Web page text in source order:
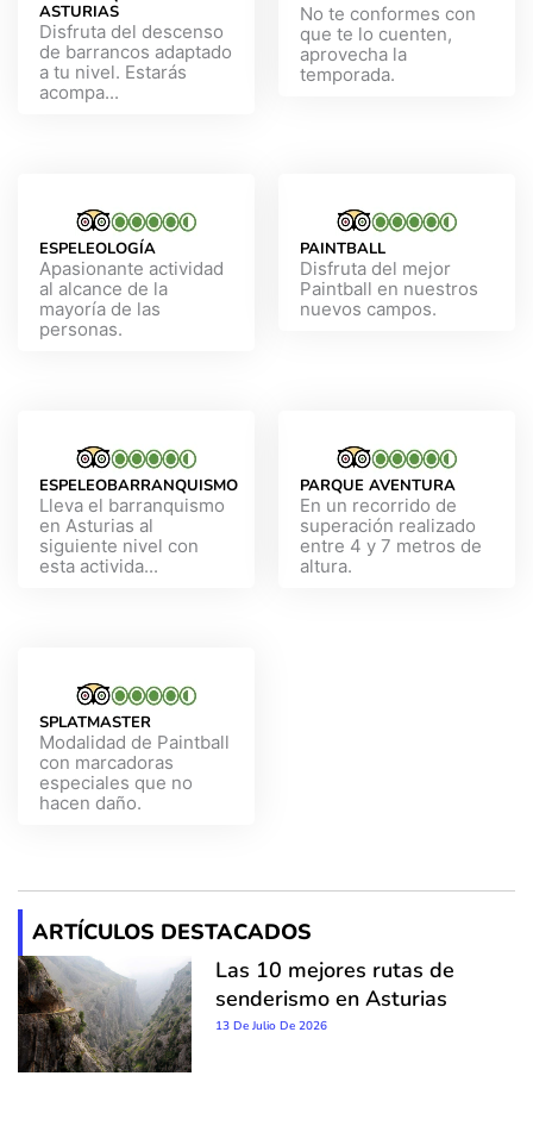
ASTURIAS
Disfruta del descenso
de barrancos adaptado
a tu nivel. Estarás
acompa...
No te conformes con
que te lo cuenten,
aprovecha la
temporada.
ESPELEOLOGÍA
Apasionante actividad
al alcance de la
mayoría de las
personas.
PAINTBALL
Disfruta del mejor
Paintball en nuestros
nuevos campos.
ESPELEOBARRANQUISMO
Lleva el barranquismo
en Asturias al
siguiente nivel con
esta activida...
PARQUE AVENTURA
En un recorrido de
superación realizado
entre 4 y 7 metros de
altura.
SPLATMASTER
Modalidad de Paintball
con marcadoras
especiales que no
hacen daño.
ARTÍCULOS DESTACADOS
Las 10 mejores rutas de
senderismo en Asturias
13 De Julio De 2026